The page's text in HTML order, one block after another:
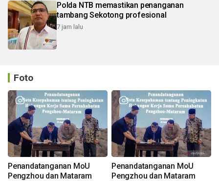
Polda NTB memastikan penanganan
tambang Sekotong profesional
7 jam lalu
Foto
Penandatanganan MoU
Pengzhou dan Mataram
Penandatanganan MoU
Pengzhou dan Mataram